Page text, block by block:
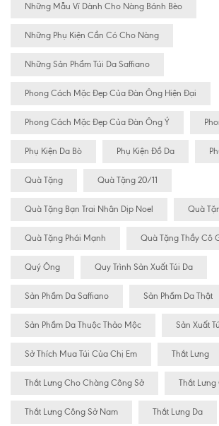
Những Mẫu Ví Dành Cho Nàng Bánh Bèo
Những Phụ Kiện Cần Có Cho Nàng
Những Sản Phẩm Túi Da Saffiano
Phong Cách Mặc Đẹp Của Đàn Ông Hiện Đại
Phong Cách Mặc Đẹp Của Đàn Ông Ý
Phụ Kiện Da Bò Phụ Kiện Đồ Da
Quà Tặng Quà Tặng 20/11
Quà Tặng Bạn Trai Nhân Dịp Noel Quà
Quà Tặng Phái Mạnh Quà Tặng Thầy Cô
Quý Ông Quy Trình Sản Xuất Túi Da
Sản Phẩm Da Saffiano Sản Phẩm Da Thật
Sản Phẩm Da Thuộc Thảo Mộc Sản Xuất
Sở Thích Mua Túi Của Chị Em Thắt Lưng
Thắt Lưng Cho Chàng Công Sở Thắt Lưng
Thắt Lưng Công Sở Nam Thắt Lưng Da